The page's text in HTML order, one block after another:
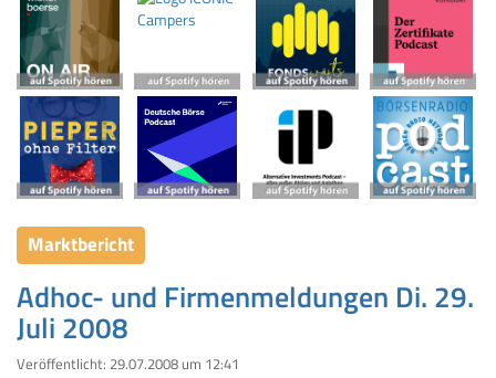
Marktbericht
Adhoc- und Firmenmeldungen Di. 29.
Juli 2008
Veröffentlicht: 29.07.2008 um 12:41